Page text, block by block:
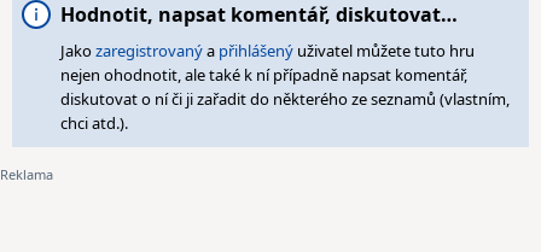
Hodnotit, napsat komentář, diskutovat…
Jakozaregistrovanýa přihlášený uživatel můžete tuto hru
nejen ohodnotit, ale také k ní případně napsat komentář,
diskutovat o ní či ji zařadit do některého ze seznamů (vlastním,
chci atd.).